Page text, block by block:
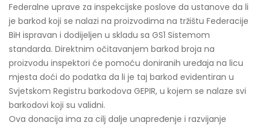
Federalne uprave za inspekcijske poslove da ustanove da li
je barkod koji se nalazi na proizvodima na tržištu Federacije
BiH ispravan i dodijeljen u skladu sa GS1 Sistemom
standarda. Direktnim očitavanjem barkod broja na
proizvodu inspektori će pomoću doniranih uređaja na licu
mjesta doći do podatka da li je taj barkod evidentiran u
Svjetskom Registru barkodova GEPIR, u kojem se nalaze svi
barkodovi koji su validni.
Ova donacija ima za cilj dalje unapređenje i razvijanje